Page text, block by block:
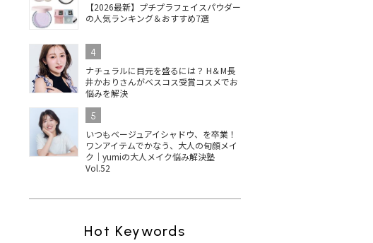
【2026最新】プチプラフェイスパウダー
の人気ランキング＆おすすめ7選
4
ナチュラルに目元を盛るには？ H＆M長
井かおりさんがベスコス受賞コスメでお
悩みを解決
5
いつもベージュアイシャドウ、を卒業！
ワンアイテムでかなう、大人の旬顔メイ
ク｜yumiの大人メイク悩み解決塾
Vol.52
Hot Keywords